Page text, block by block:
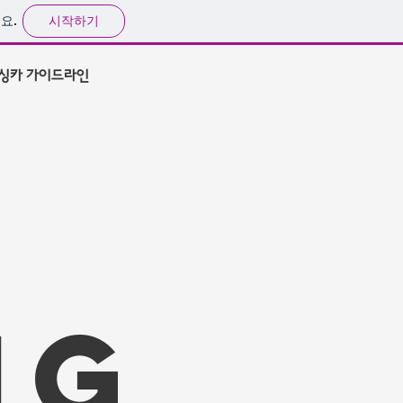
. 시작하기
카 가이드라인